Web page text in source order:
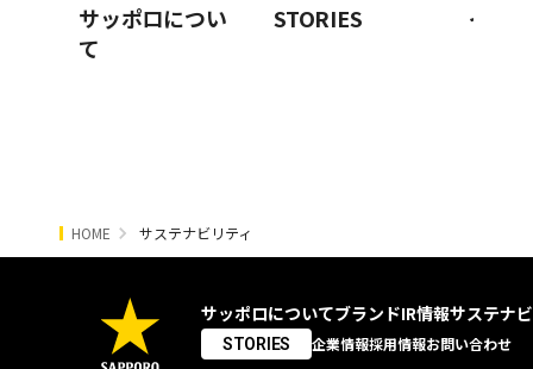
サッポロについ
て
STORIES イノ
HOME サステナビリティ
サッポロについてブランドIR情報サステナ
STORIES 企業情報採用情報お問い合わせ